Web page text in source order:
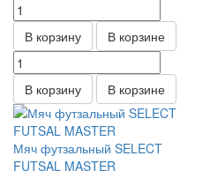
В корзину В корзине
В корзину В корзине
Мяч футзальный SELECT
FUTSAL MASTER